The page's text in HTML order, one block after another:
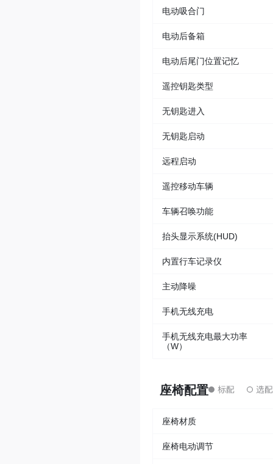
电动吸合门
电动后备箱
电动后尾门位置记忆
遥控钥匙类型
无钥匙进入
无钥匙启动
远程启动
遥控移动车辆
车辆召唤功能
抬头显示系统(HUD)
内置行车记录仪
主动降噪
手机无线充电
手机无线充电最大功率
（W）
座椅配置
座椅材质
座椅电动调节